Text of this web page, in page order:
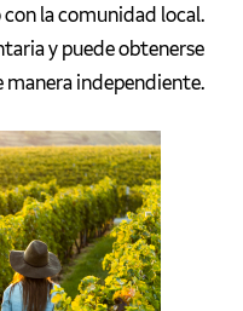
la comunidad local.
y puede obtenerse
manera independiente.